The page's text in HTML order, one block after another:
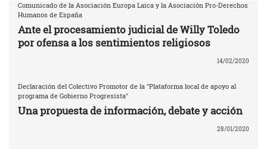
Comunicado de la Asociación Europa Laica y la Asociación Pro-Derechos
Humanos de España
Ante el procesamiento judicial de Willy Toledo
por ofensa a los sentimientos religiosos
14/02/2020
Declaración del Colectivo Promotor de la "Plataforma local de apoyo al
programa de Gobierno Progresista"
Una propuesta de información, debate y acción
28/01/2020